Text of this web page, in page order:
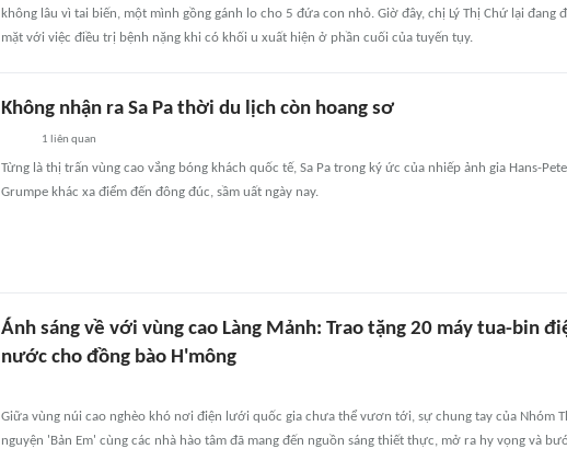
không lâu vì tai biến, một mình gồng gánh lo cho 5 đứa con nhỏ. Giờ đây, chị Lý Thị Chứ lại đang
mặt với việc điều trị bệnh nặng khi có khối u xuất hiện ở phần cuối của tuyến tụy.
Không nhận ra Sa Pa thời du lịch còn hoang sơ
1 liên quan
Từng là thị trấn vùng cao vắng bóng khách quốc tế, Sa Pa trong ký ức của nhiếp ảnh gia Hans-
Grumpe khác xa điểm đến đông đúc, sầm uất ngày nay.
Ánh sáng về với vùng cao Làng Mảnh: Trao tặng 20 máy tua-bin
nước cho đồng bào H'mông
Giữa vùng núi cao nghèo khó nơi điện lưới quốc gia chưa thể vươn tới, sự chung tay của Nhóm
nguyện 'Bản Em' cùng các nhà hào tâm đã mang đến nguồn sáng thiết thực, mở ra hy vọng và